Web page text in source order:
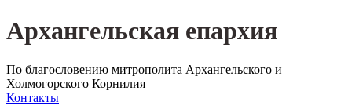
Архангельская епархия
По благословению митрополита Архангельского и
Холмогорского Корнилия
Контакты